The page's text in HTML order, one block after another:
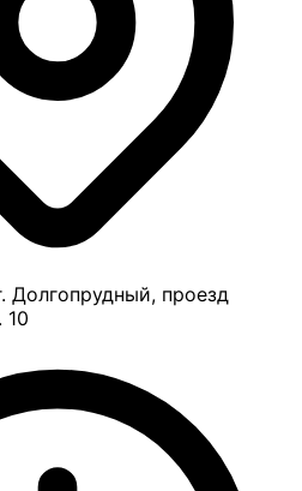
Долгопрудный, проезд